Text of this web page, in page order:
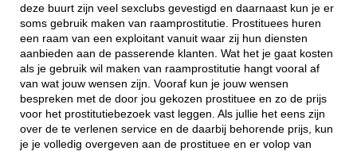
deze buurt zijn veel sexclubs gevestigd en daarnaast kun je er
soms gebruik maken van raamprostitutie. Prostituees huren
een raam van een exploitant vanuit waar zij hun diensten
aanbieden aan de passerende klanten. Wat het je gaat kosten
als je gebruik wil maken van raamprostitutie hangt vooral af
van wat jouw wensen zijn. Vooraf kun je jouw wensen
bespreken met de door jou gekozen prostituee en zo de prijs
voor het prostitutiebezoek vast leggen. Als jullie het eens zijn
over de te verlenen service en de daarbij behorende prijs, kun
je je volledig overgeven aan de prostituee en er volop van